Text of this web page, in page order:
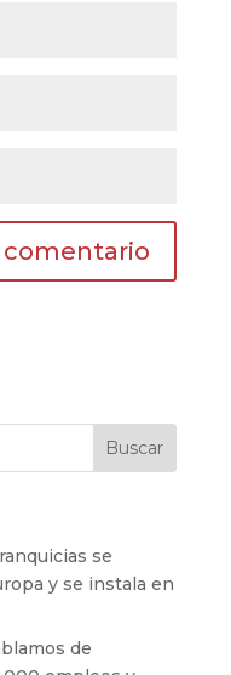
se
y se instala en
de